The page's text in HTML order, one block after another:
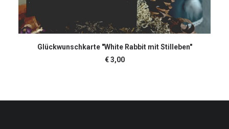
IN DEN WARENKORB
Glückwunschkarte "White Rabbit mit Stilleben"
€3,00